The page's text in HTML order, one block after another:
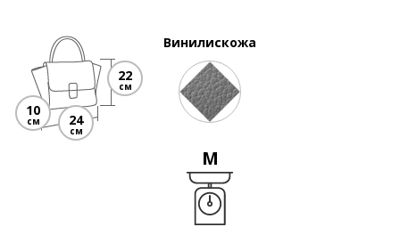
10
см
22
см
24
см
Винилискожа
M